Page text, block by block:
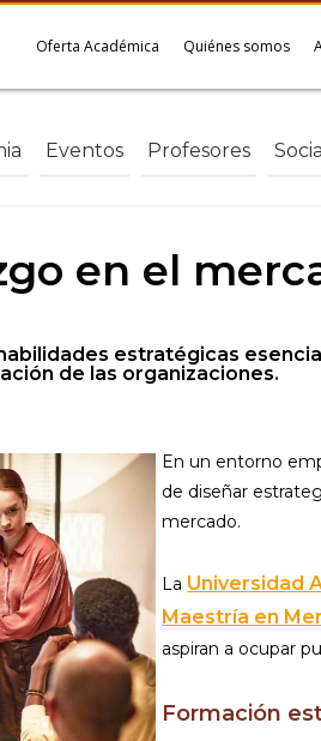
Oferta Académica Quiénes somos
Eventos Profesores Social
en el
estratégicas
de las organizaciones.
En un entorno
de diseñar
mercado.
La Universidad
Maestría en
aspiran a ocupar
Formación